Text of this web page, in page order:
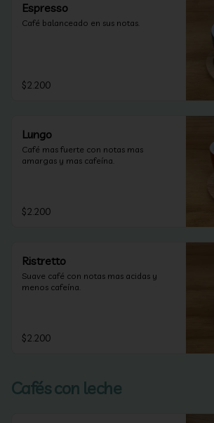
Espresso
Café balanceado en sus notas.
$2.200
Lungo
Café mas fuerte con notas mas
amargas y mas cafeína.
$2.200
Ristretto
Suave café con notas mas acidas y
menos cafeína.
$2.200
Cafés con leche